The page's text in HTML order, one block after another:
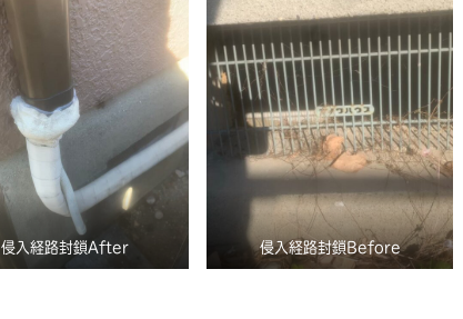
侵入経路封鎖After 侵入経路封鎖Before